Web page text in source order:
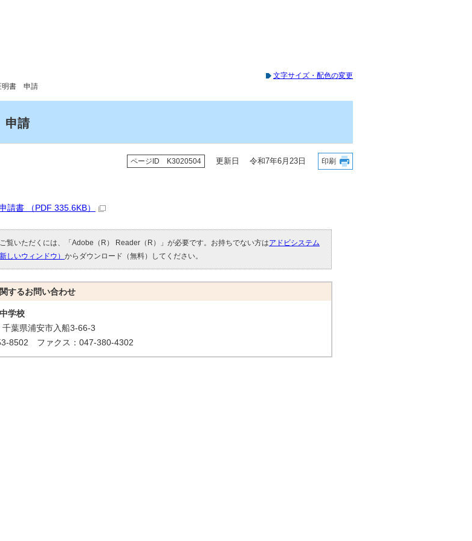
文字サイズ・配色の変更
明書 申請
申請
ページID K3020504 更新日 令和7年6月23日 印刷
書 （PDF 335.6KB）
覧いただくには、「Adobe（R） Reader（R）」が必要です。お持ちでない方はアドビシステム
しいウィンドウ） からダウンロード（無料）してください。
するお問い合わせ
学校
葉県浦安市入船3-66-3
8502 ファクス：047-380-4302